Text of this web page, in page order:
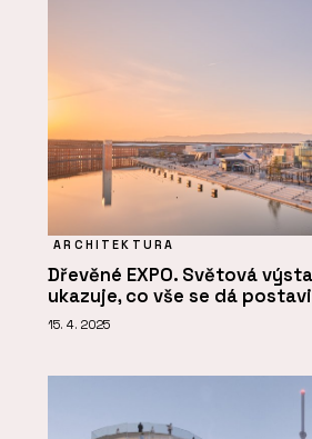
ARCHITEKTURA
Dřevěné EXPO. Světová
ukazuje, co vše se dá
15. 4. 2025